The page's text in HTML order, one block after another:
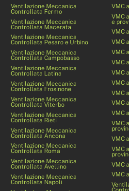
Ventilazione Meccanica
Controllata Fermo
Ventilazione Meccanica
Controllata Macerata
Ventilazione Meccanica
Controllata Pesaro e Urbino
Ventilazione Meccanica
Controllata Campobasso
Ventilazione Meccanica
Controllata Latina
Ventilazione Meccanica
Controllata Frosinone
Ventilazione Meccanica
Controllata Viterbo
Ventilazione Meccanica
Controllata Rieti
Ventilazione Meccanica
Controllata Ancona
Ventilazione Meccanica
Controllata Roma
Ventilazione Meccanica
Controllata Avellino
Ventilazione Meccanica
Controllata Napoli
VMC
VMC
e
VMC
VMC
VMC
VMC
VMC
VMC
VMC
VMC
VMC
VMC
VMC
VMC
VMC
VMC